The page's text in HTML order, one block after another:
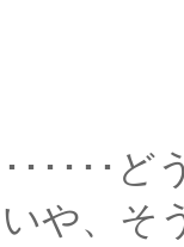
た
ゃな